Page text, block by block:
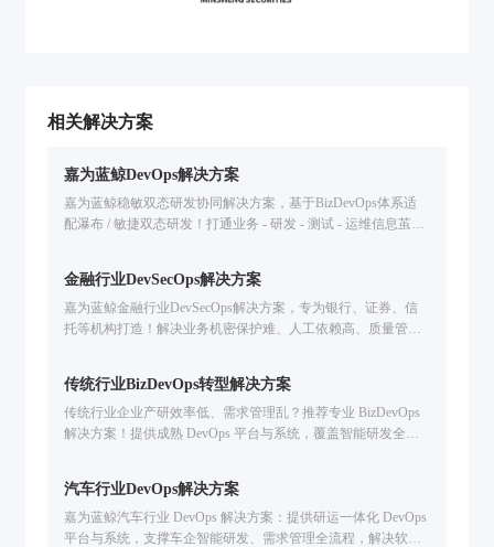
相关解决方案
嘉为蓝鲸DevOps解决方案
嘉为蓝鲸稳敏双态研发协同解决方案，基于BizDevOps体系适
配瀑布 / 敏捷双态研发！打通业务 - 研发 - 测试 - 运维信息茧
金融行业DevSecOps解决方案
嘉为蓝鲸金融行业DevSecOps解决方案，专为银行、证券、信
托等机构打造！解决业务机密保护难、人工依赖高、质量管控
字资产安全
传统行业BizDevOps转型解决方案
传统行业企业产研效率低、需求管理乱？推荐专业 BizDevOps
解决方案！提供成熟 DevOps 平台与系统，覆盖智能研发全流
汽车行业DevOps解决方案
嘉为蓝鲸汽车行业 DevOps 解决方案：提供研运一体化 DevOps
平台与系统，支撑车企智能研发、需求管理全流程，解决软件